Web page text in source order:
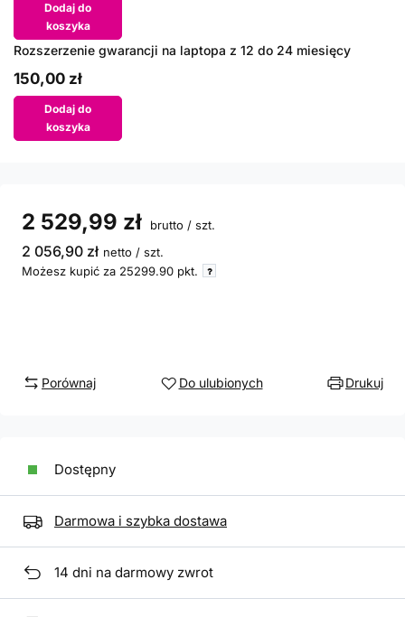
Dodaj do
koszyka
Rozszerzenie gwarancji na laptopa z 12 do 24 miesięcy
150,00 zł
Dodaj do
koszyka
2 529,99 zł brutto / szt.
2 056,90 zł netto / szt.
Możesz kupić za 25299.90 pkt.
Porównaj Do ulubionych Drukuj
Dostępny
Darmowa i szybka dostawa
14 dni na darmowy zwrot